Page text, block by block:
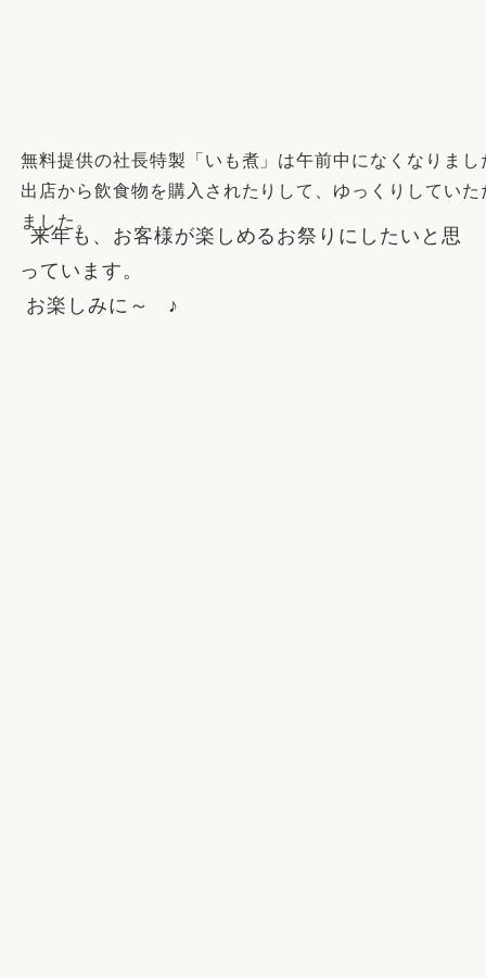
無料提供の社長特製「いも煮」は午前中になくなりまし
出店から飲食物を購入されたりして、ゆっくりしていた
ました。
来年も、お客様が楽しめるお祭りにしたいと思
っています。
お楽しみに～
♪